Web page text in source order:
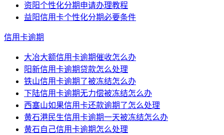
资阳个性化分期申请办理教程
益阳信用卡个性化分期必要条件
信用卡逾期
大冶大额信用卡逾期催收怎么办
阳新信用卡逾期贷款怎么处理
铁山信用卡逾期了被冻结怎么办
下陆信用卡逾期无力偿被冻结怎么办
西塞山如果信用卡还款逾期了怎么处理
黄石港民生信用卡逾期一天被冻结怎么办
黄石自己信用卡逾期怎么处理